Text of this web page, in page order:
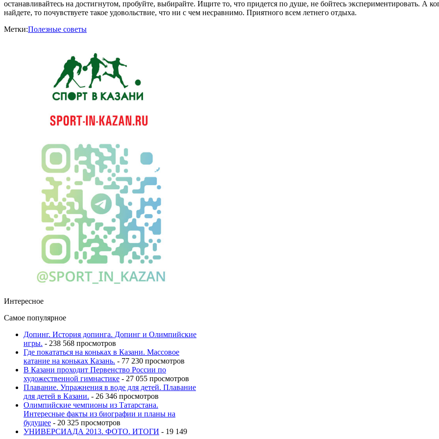
останавливайтесь на достигнутом, пробуйте, выбирайте. Ищите то, что придется по душе, не бойтесь экспериментировать. А
найдете, то почувствуете такое удовольствие, что ни с чем несравнимо. Приятного всем летнего отдыха.
Метки:Полезные советы
Интересное
Самое популярное
Допинг. История допинга. Допинг и Олимпийские
игры. - 238 568 просмотров
Где покататься на коньках в Казани. Массовое
катание на коньках Казань. - 77 230 просмотров
В Казани проходит Первенство России по
художественной гимнастике - 27 055 просмотров
Плавание. Упражнения в воде для детей. Плавание
для детей в Казани. - 26 346 просмотров
Олимпийские чемпионы из Татарстана.
Интересные факты из биографии и планы на
будущее - 20 325 просмотров
УНИВЕРСИАДА 2013. ФОТО. ИТОГИ - 19 149